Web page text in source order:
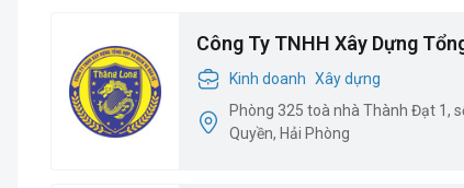
Công Ty TNHH Xây Dựng
Kinh doanh Xây dựng
Phòng 325 toà nhà Thành Đạt 1,
Quyền, Hải Phòng